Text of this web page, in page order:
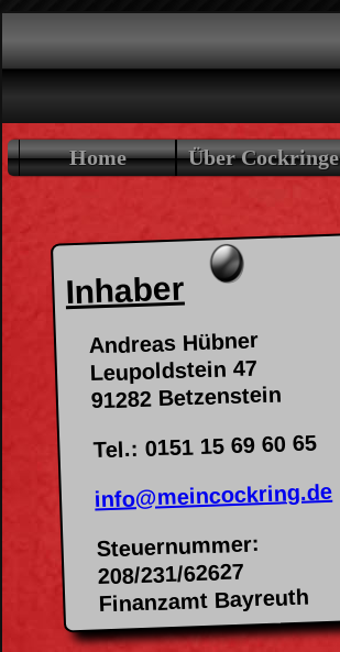
Home Über Cockringe
Inhaber
Andreas Hübner
Leupoldstein 47
91282 Betzenstein
Tel.: 0151 15 69 60 65
info@meincockring.de
Steuernummer:
208/231/62627
Finanzamt Bayreuth